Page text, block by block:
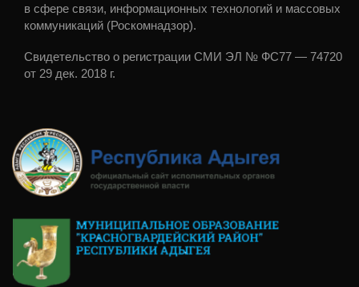
в сфере связи, информационных технологий и массовых
коммуникаций (Роскомнадзор).
Свидетельство о регистрации СМИ ЭЛ № ФС77 — 74720
от 29 дек. 2018 г.